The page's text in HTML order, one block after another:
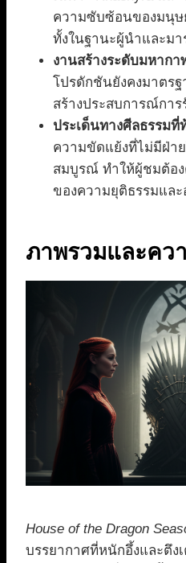
ความซับซ้อนของมนุษ
ทั้งในฐานะผู้นำและมา
งานสร้างระดับมหากา
โปรดักชันยังคงมาตร
สร้างประสบการณ์กา
ประเด็นทางศีลธรรมที่
ความขัดแย้งที่ไม่มีฝ่า
สมบูรณ์ ทำให้ผู้ชมต้อ
ของความยุติธรรมแล
ภาพรวมและคว
House of the Dragon
บรรยากาศที่หนักอึ้งและตึง